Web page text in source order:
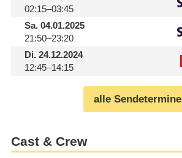
02:15–03:45
Sa.04.01.2025
21:50–23:20
Di.24.12.2024
12:45–14:15
alle Sendetermine
Cast & Crew